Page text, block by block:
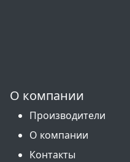
О компании
Производители
О компании
Контакты